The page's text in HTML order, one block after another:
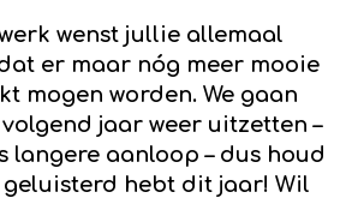
wenst jullie allemaal
er maar nóg meer mooie
mogen worden. We gaan
jaar weer uitzetten –
langere aanloop – dus houd
hebt dit jaar! Wil